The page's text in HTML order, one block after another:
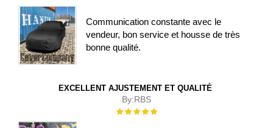
Communication constante avec le
vendeur, bon service et housse de très
bonne qualité.
EXCELLENT AJUSTEMENT ET QUALITÉ
By:RBS
Évaluation :